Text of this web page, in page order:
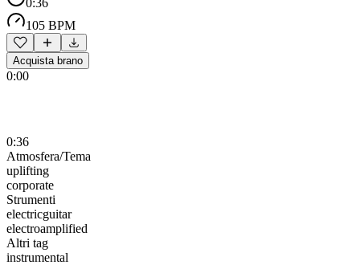
105 BPM
Acquista brano
0:00
0:36
Atmosfera/Tema
uplifting
corporate
Strumenti
electricguitar
electroamplified
Altri tag
instrumental